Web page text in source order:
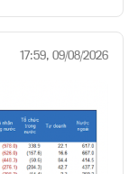
17:59, 09/08/2026